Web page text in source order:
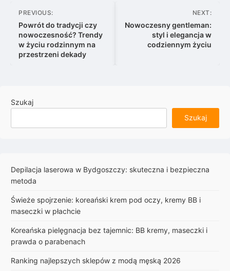
Nawigacja
wpisu
PREVIOUS:
Powrót do tradycji czy
nowoczesność? Trendy
w życiu rodzinnym na
przestrzeni dekady
NEXT:
Nowoczesny gentleman:
styl i elegancja w
codziennym życiu
Szukaj
Szukaj
Depilacja laserowa w Bydgoszczy: skuteczna i bezpieczna
metoda
Świeże spojrzenie: koreański krem pod oczy, kremy BB i
maseczki w płachcie
Koreańska pielęgnacja bez tajemnic: BB kremy, maseczki i
prawda o parabenach
Ranking najlepszych sklepów z modą męską 2026